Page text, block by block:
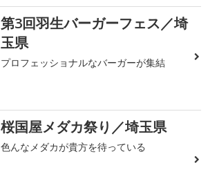
第3回羽生バーガーフェス／埼
玉県
プロフェッショナルなバーガーが集結
桜国屋メダカ祭り／埼玉県
色んなメダカが貴方を待っている